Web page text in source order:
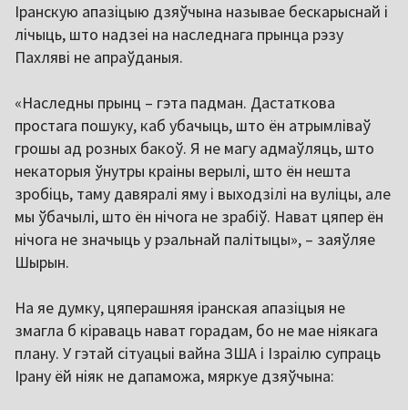
Іранскую апазіцыю дзяўчына называе бескарыснай і
лічыць, што надзеі на наследнага прынца рэзу
Пахляві не апраўданыя.
«Наследны прынц – гэта падман. Дастаткова
простага пошуку, каб убачыць, што ён атрымліваў
грошы ад розных бакоў. Я не магу адмаўляць, што
некаторыя ўнутры краіны верылі, што ён нешта
зробіць, таму давяралі яму і выходзілі на вуліцы, але
мы ўбачылі, што ён нічога не зрабіў. Нават цяпер ён
нічога не значыць у рэальнай палітыцы», – заяўляе
Шырын.
На яе думку, цяперашняя іранская апазіцыя не
змагла б кіраваць нават горадам, бо не мае ніякага
плану. У гэтай сітуацыі вайна ЗША і Ізраілю супраць
Ірану ёй ніяк не дапаможа, мяркуе дзяўчына: